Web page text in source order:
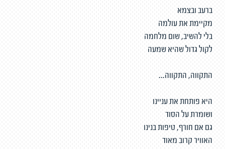
ברעב ובצמא
מקיימת את עולמה
בלי להשיב, שום מלחמה
לקול גדול שהיא שמעה
התקווה, התקווה...
היא פותחת את עניינו
ושומרת על הסוד
גם אם חורף, טיפות בנינו
האוויר קרוב מאוד